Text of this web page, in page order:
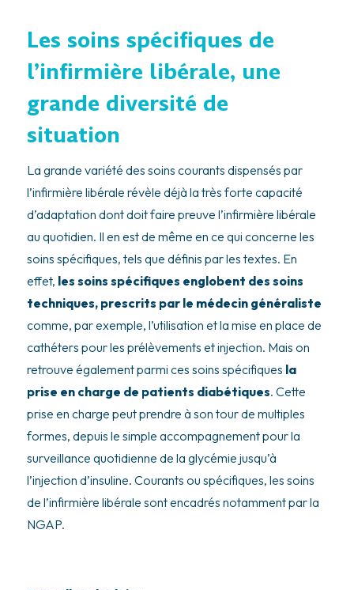
Les soins spécifiques de
l’infirmière libérale, une
grande diversité de
situation
La grande variété des soins courants dispensés par
l’infirmière libérale révèle déjà la très forte capacité
d’adaptation dont doit faire preuve l’infirmière libérale
au quotidien. Il en est de même en ce qui concerne les
soins spécifiques, tels que définis par les textes. En
effet, les soins spécifiques englobent des soins
techniques, prescrits par le médecin généraliste
comme, par exemple, l’utilisation et la mise en place de
cathéters pour les prélèvements et injection. Mais on
retrouve également parmi ces soins spécifiques la
prise en charge de patients diabétiques. Cette
prise en charge peut prendre à son tour de multiples
formes, depuis le simple accompagnement pour la
surveillance quotidienne de la glycémie jusqu’à
l’injection d’insuline. Courants ou spécifiques, les soins
de l’infirmière libérale sont encadrés notamment par la
NGAP.